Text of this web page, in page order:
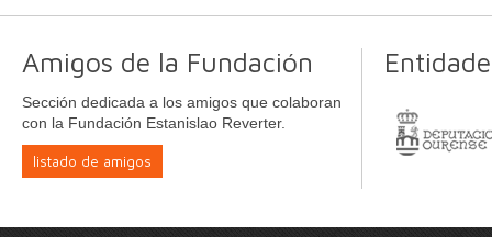
Amigos de la Fundación
Sección dedicada a los amigos que colaboran
con la Fundación Estanislao Reverter.
listado de amigos